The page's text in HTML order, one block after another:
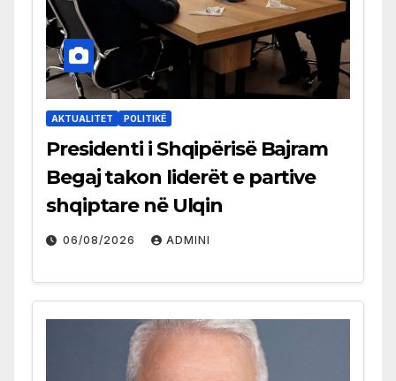
AKTUALITET POLITIKË
Presidenti i Shqipërisë Bajram
Begaj takon liderët e partive
shqiptare në Ulqin
06/08/2026 ADMINI